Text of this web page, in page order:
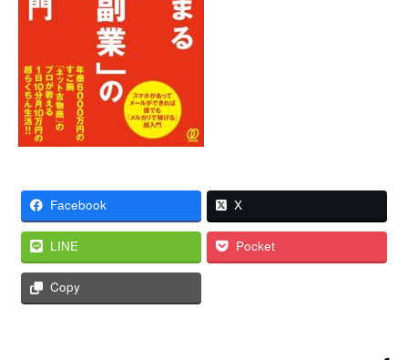
Facebook X
LINE Pocket
Copy